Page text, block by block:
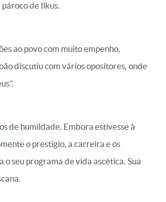
de Ilkus.
ao povo com muito empenho,
discutiu com vários opositores, onde
de humildade. Embora estivesse à
o prestígio, a carreira e os
seu programa de vida ascética. Sua